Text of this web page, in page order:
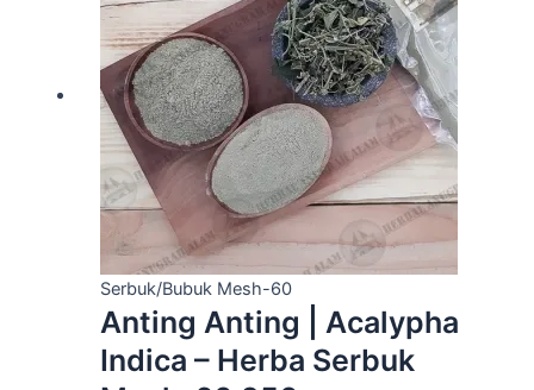
Serbuk/Bubuk Mesh-60
Anting Anting | Acalypha
Indica – Herba Serbuk